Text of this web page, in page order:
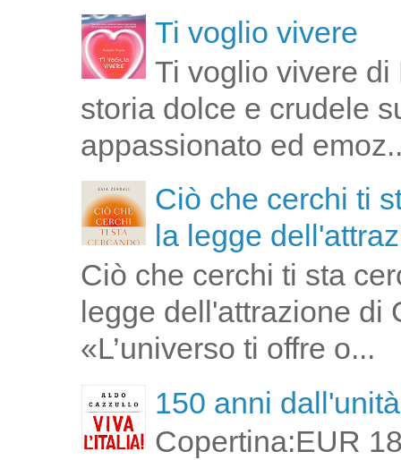
Ti voglio vivere
Ti voglio vivere
storia dolce e crudele
appassionato ed
Ciò che cerchi ti
la legge
Ciò che cerchi ti sta
legge dell'attrazione di
«L’universo ti offre o...
150 anni
Copertina:EUR